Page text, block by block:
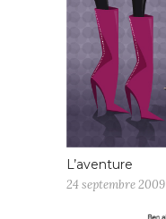
L’aventure
24 septembre 2009